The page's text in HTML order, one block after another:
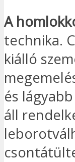
A
technika.
kiálló
és
áll